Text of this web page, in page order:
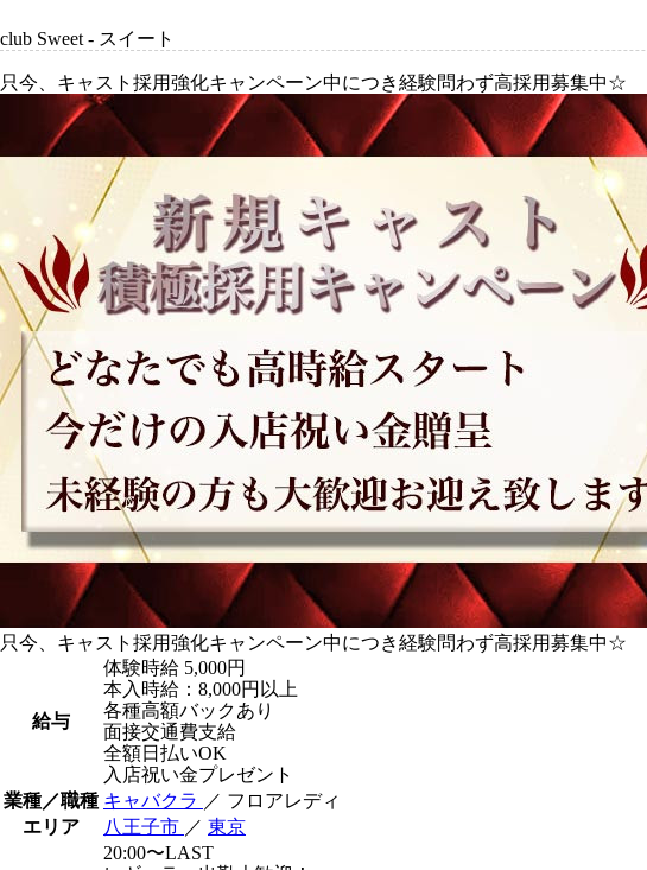
club Sweet - スイート
只今、キャスト採用強化キャンペーン中につき経験問わず高採用募集中☆
只今、キャスト採用強化キャンペーン中につき経験問わず高採用募集中☆
給与
体験時給 5,000円
本入時給：8,000円以上
各種高額バックあり
面接交通費支給
全額日払いOK
入店祝い金プレゼント
業種／職種 キャバクラ ／ フロアレディ
エリア
八王子市 ／ 東京
20:00〜LAST